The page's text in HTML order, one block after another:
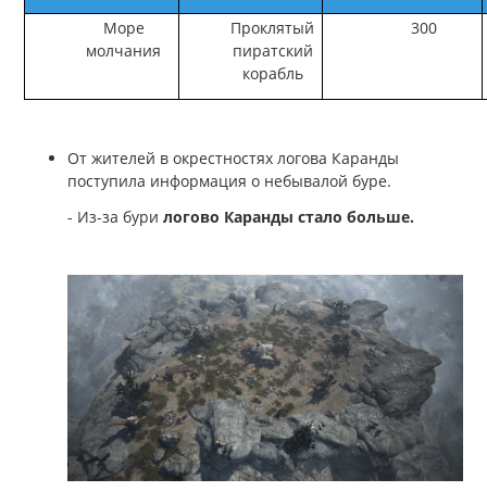
Море
молчания
Проклятый
пиратский
корабль
300
От жителей в окрестностях логова Каранды
поступила информация о небывалой буре.
- Из-за бурилогово Каранды стало больше.